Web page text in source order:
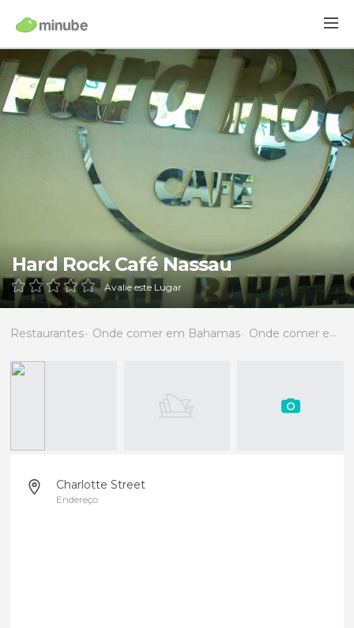
Hard Rock Café Nassau
Avalie este Lugar
Restaurantes Onde comer em Bahamas Onde comer em New Providence
Charlotte Street
Endereço